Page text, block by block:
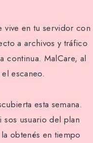
vive en tu servidor con
a archivos y tráfico
continua. MalCare, al
escaneo.
esta semana.
usuario del plan
obtenés en tiempo